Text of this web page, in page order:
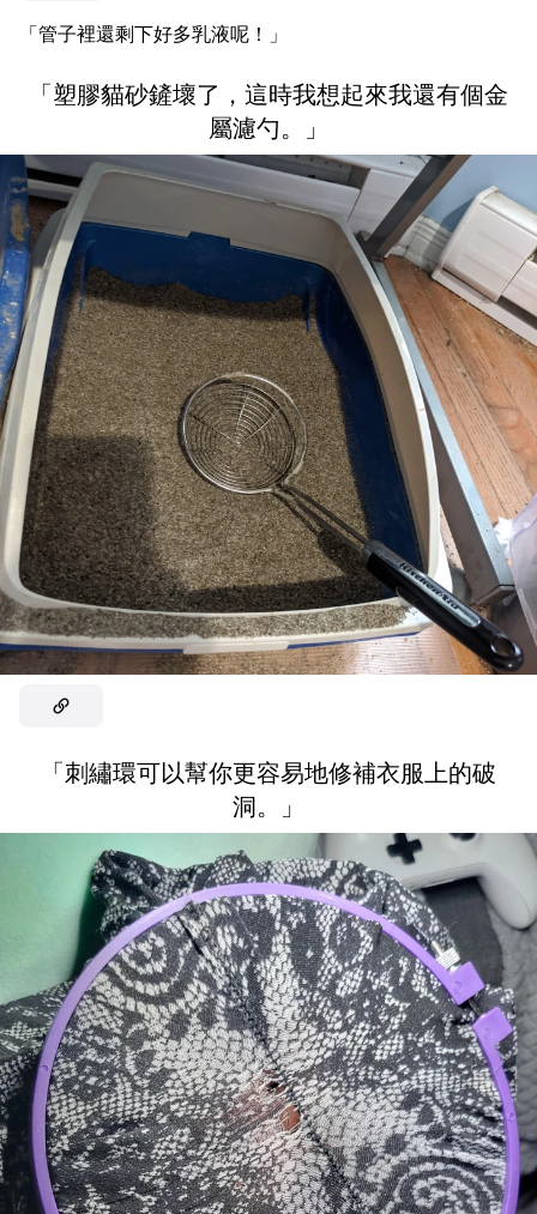
「管子裡還剩下好多乳液呢！」
「塑膠貓砂鏟壞了，這時我想起來我還有個金
屬濾勺。」
「刺繡環可以幫你更容易地修補衣服上的破
洞。」